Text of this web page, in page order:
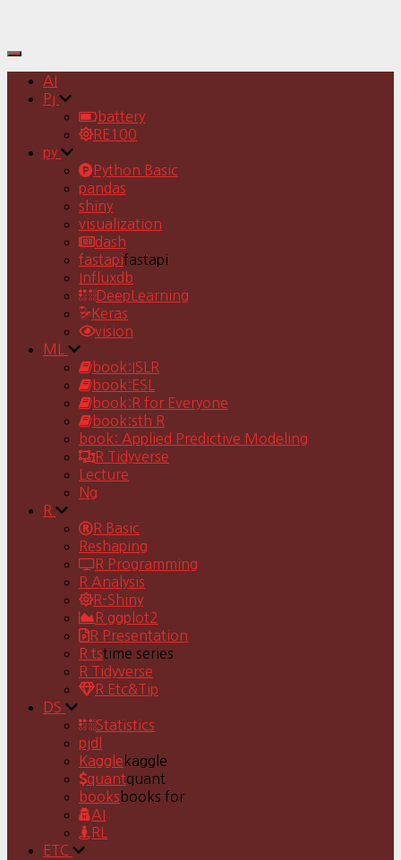
Toggle
Navigation
AI
Pj
battery
RE100
py
Python Basic
pandas
shiny
visualization
dash
fastapifastapi
Influxdb
DeepLearning
Keras
vision
ML
book:ISLR
book:ESL
book:R for Everyone
book:sth R
book: Applied Predictive Modeling
R Tidyverse
Lecture
Ng
R
R Basic
Reshaping
R Programming
R Analysis
R-Shiny
R ggplot2
R Presentation
R tstime series
R Tidyverse
R Etc&Tip
DS
Statistics
pjdl
Kaggle kaggle
quantquant
books books for
AI
RL
ETC